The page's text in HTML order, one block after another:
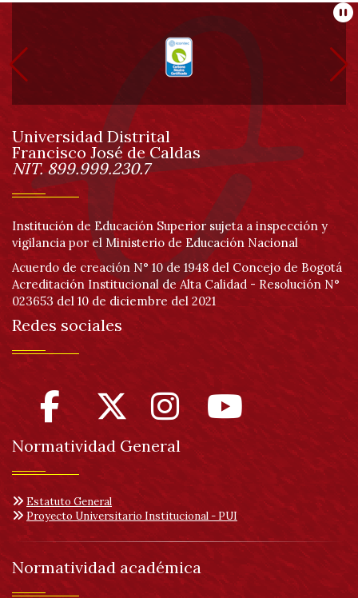
Información
pie
de
página
Información
Universidad Distrital
Francisco José de Caldas
NIT. 899.999.230.7
Institución de Educación Superior sujeta a inspección y
vigilancia por el Ministerio de Educación Nacional
Acuerdo de creación N° 10 de 1948 del Concejo de Bogotá
Acreditación Institucional de Alta Calidad - Resolución N°
023653 del 10 de diciembre del 2021
Redes sociales
Normatividad General
Estatuto General
Proyecto Universitario Institucional - PUI
Normatividad académica